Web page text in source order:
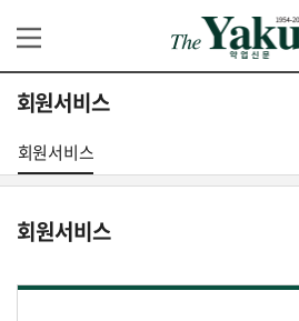
회원서비스
회원서비스
회원서비스